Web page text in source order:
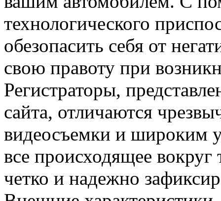
технологического
обезопасить себя от
свою правоту при
Регистраторы,
сайта, отличаются
видеосъемки и широким
все происходящее вокруг
четко и надежно